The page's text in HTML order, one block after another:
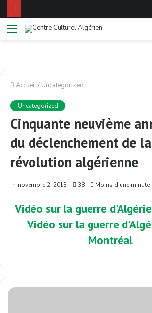
Menu
Accueil/ Uncategorized
Uncategorized
Cinquante neuvième
du déclenchement de la
révolution algérienne
novembre 2, 2013 38 Moins d'une minute
Vidéo sur la guerre d'Algérie
Vidéo surla guerre
Montréal